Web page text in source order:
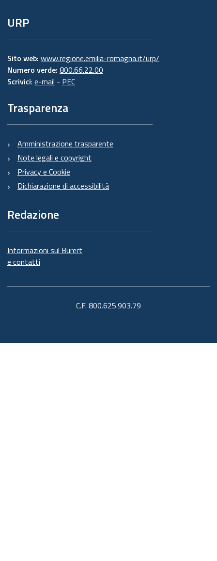
URP
Sito web: www.regione.emilia-romagna.it/urp/
Numero verde: 800.66.22.00
Scrivici: e-mail - PEC
Trasparenza
Amministrazione trasparente
Note legali e copyright
Privacy e Cookie
Dichiarazione di accessibilità
Redazione
Informazioni sul Burert
e contatti
C.F. 800.625.903.79